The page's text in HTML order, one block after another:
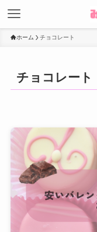
ホーム チョコレート
チョコレート